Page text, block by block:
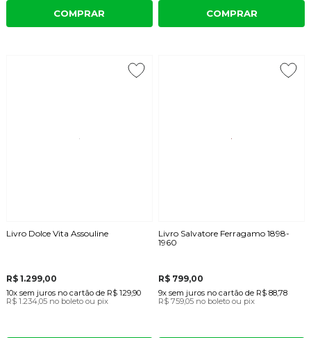
COMPRAR COMPRAR
Livro Dolce Vita Assouline
R$ 1.299,00
10x sem juros no cartãode R$ 129,90
R$ 1.234,05 no boleto ou pix
Livro Salvatore Ferragamo 1898-
1960
R$ 799,00
9x sem juros no cartão de R$ 88,78
R$ 759,05 no boleto ou pix